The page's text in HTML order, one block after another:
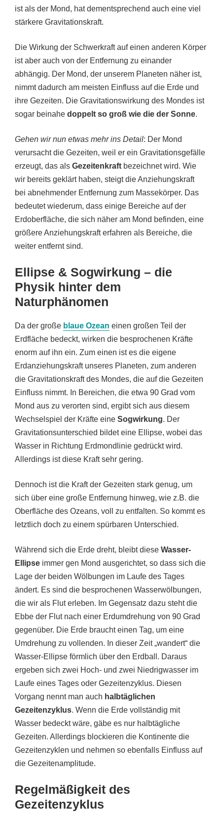
ist als der Mond, hat dementsprechend auch eine viel
stärkere Gravitationskraft.
Die Wirkung der Schwerkraft auf einen anderen Körper
ist aber auch von der Entfernung zu einander
abhängig. Der Mond, der unserem Planeten näher ist,
nimmt dadurch am meisten Einfluss auf die Erde und
ihre Gezeiten. Die Gravitationswirkung des Mondes ist
sogar beinahe doppelt so groß wie die der Sonne.
Gehen wir nun etwas mehr ins Detail: Der Mond
verursacht die Gezeiten, weil er ein Gravitationsgefälle
erzeugt, das als Gezeitenkraft bezeichnet wird. Wie
wir bereits geklärt haben, steigt die Anziehungskraft
bei abnehmender Entfernung zum Massekörper. Das
bedeutet wiederum, dass einige Bereiche auf der
Erdoberfläche, die sich näher am Mond befinden, eine
größere Anziehungskraft erfahren als Bereiche, die
weiter entfernt sind.
Ellipse & Sogwirkung – die
Physik hinter dem
Naturphänomen
Da der große blaue Ozean einen großen Teil der
Erdfläche bedeckt, wirken die besprochenen Kräfte
enorm auf ihn ein. Zum einen ist es die eigene
Erdanziehungskraft unseres Planeten, zum anderen
die Gravitationskraft des Mondes, die auf die Gezeiten
Einfluss nimmt. In Bereichen, die etwa 90 Grad vom
Mond aus zu verorten sind, ergibt sich aus diesem
Wechselspiel der Kräfte eine Sogwirkung. Der
Gravitationsunterschied bildet eine Ellipse, wobei das
Wasser in Richtung Erdmondlinie gedrückt wird.
Allerdings ist diese Kraft sehr gering.
Dennoch ist die Kraft der Gezeiten stark genug, um
sich über eine große Entfernung hinweg, wie z.B. die
Oberfläche des Ozeans, voll zu entfalten. So kommt es
letztlich doch zu einem spürbaren Unterschied.
Während sich die Erde dreht, bleibt diese Wasser-
Ellipse immer gen Mond ausgerichtet, so dass sich die
Lage der beiden Wölbungen im Laufe des Tages
ändert. Es sind die besprochenen Wasserwölbungen,
die wir als Flut erleben. Im Gegensatz dazu steht die
Ebbe der Flut nach einer Erdumdrehung von 90 Grad
gegenüber. Die Erde braucht einen Tag, um eine
Umdrehung zu vollenden. In dieser Zeit „wandert“ die
Wasser-Ellipse förmlich über den Erdball. Daraus
ergeben sich zwei Hoch- und zwei Niedrigwasser im
Laufe eines Tages oder Gezeitenzyklus. Diesen
Vorgang nennt man auch halbtäglichen
Gezeitenzyklus. Wenn die Erde vollständig mit
Wasser bedeckt wäre, gäbe es nur halbtägliche
Gezeiten. Allerdings blockieren die Kontinente die
Gezeitenzyklen und nehmen so ebenfalls Einfluss auf
die Gezeitenamplitude.
Regelmäßigkeit des
Gezeitenzyklus